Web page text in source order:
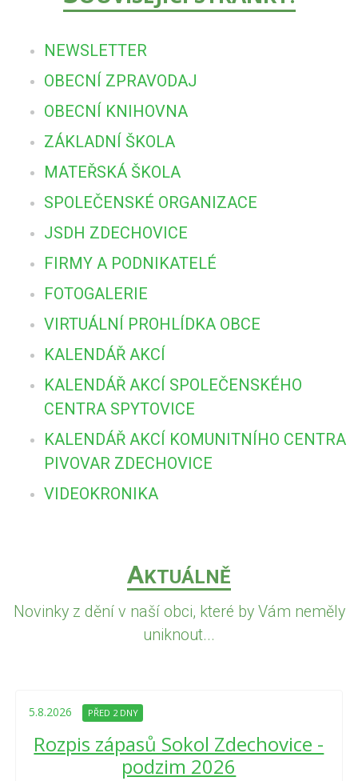
NEWSLETTER
OBECNÍ ZPRAVODAJ
OBECNÍ KNIHOVNA
ZÁKLADNÍ ŠKOLA
MATEŘSKÁ ŠKOLA
SPOLEČENSKÉ ORGANIZACE
JSDH ZDECHOVICE
FIRMY A PODNIKATELÉ
FOTOGALERIE
VIRTUÁLNÍ PROHLÍDKA OBCE
KALENDÁŘ AKCÍ
KALENDÁŘ AKCÍ SPOLEČENSKÉHO
CENTRA SPYTOVICE
KALENDÁŘ AKCÍ KOMUNITNÍHO CENTRA
PIVOVAR ZDECHOVICE
VIDEOKRONIKA
AKTUÁLNĚ
Novinky z dění v naší obci, které by Vám neměly
uniknout...
5.8.2026 PŘED 2 DNY
Rozpis zápasů Sokol Zdechovice -
podzim 2026